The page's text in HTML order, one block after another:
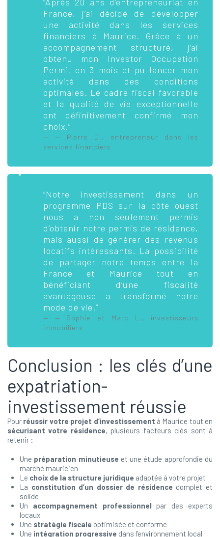
France, j’ai décidé de développer
une activité dans les services
financiers à Maurice. Grâce à un
accompagnement structuré, j’ai
obtenu mon Investor Occupation
Permit en 3 mois et pu lancer mon
activité dans des conditions
optimales. Le cadre fiscal favorable
et la qualité de vie exceptionnelle
ont définitivement confirmé mon
choix.”
— Pierre D., entrepreneur dans les
services financiers
“Notre investissement dans un
programme PDS sur la côte ouest
nous a non seulement permis
d’obtenir notre permis de résidence,
mais aussi de générer des revenus
locatifs intéressants. La possibilité
de partager notre temps entre la
France et Maurice tout en
bénéficiant d’une fiscalité
avantageuse a transformé notre
mode de vie.”
— Sophie et Marc L., investisseurs
immobiliers
Conclusion : les clés d’une
expatriation-
investissement réussie
Pour réussir votre projet d’investissement à Maurice tout en
sécurisant votre résidence, plusieurs facteurs clés sont à
retenir :
Une préparation minutieuse et une étude approfondie du
marché mauricien
Le choix de la structure juridique adaptée à votre projet
La constitution d’un dossier de résidence complet et
solide
Un accompagnement professionnel par des experts
locaux
Une stratégie fiscale optimisée et conforme
Une intégration progressive dans l’environnement local